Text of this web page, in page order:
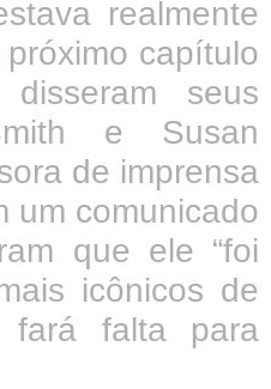
realmente
capítulo
seus
e Susan
de imprensa
um comunicado
que ele “foi
icônicos de
fará falta para